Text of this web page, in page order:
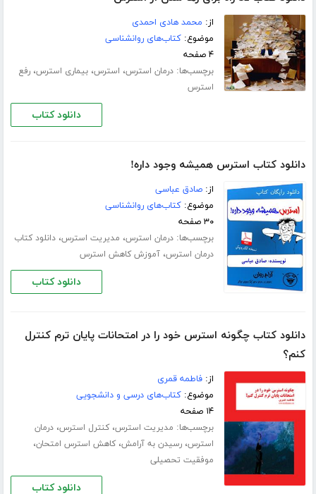
از: محمد هادی احمدی
موضوع:کتاب‌های روانشناسی
۴ صفحه
برچسب‌ها:درمان استرس، استرس،بیماری استرس،رفع
استرس
دانلود کتاب
دانلود کتاب استرس همیشه وجود داره!
از:صادق عباسی
موضوع:کتاب‌های روانشناسی
۳۰ صفحه
برچسب‌ها:درمان استرس، مدیریت استرس،دانلود کتاب
درمان استرس،آموزش کاهش استرس
دانلود کتاب
دانلود کتاب چگونه استرس خود را در امتحانات پایان ترم کنترل
کنم؟
از:فاطمه قمری
موضوع:کتاب‌های درسی و دانشجویی
۱۴ صفحه
برچسب‌ها: مدیریت استرس،کنترل استرس،درمان
استرس،رسیدن به آرامش،کاهش استرس امتحان،
موفقیت تحصیلی
دانلود کتاب